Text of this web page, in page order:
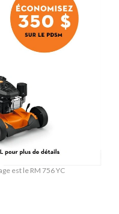
est le RM 756 YC